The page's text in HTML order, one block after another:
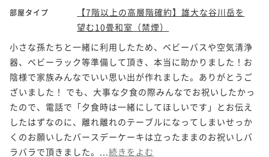
部屋タイプ
【7階以上の高層階確約】雄大な谷川岳を
望む10畳和室（禁煙）
小さな孫たちと一緒に利用したため、ベビーバスや空気清浄
器、ベビーラック等準備して頂き、本当に助かりました！お
陰様で家族みんなでいい思い出が作れました。ありがとうご
ざいました！ でも、大事な夕食の際みんなでお祝いしたかっ
たので、電話で「夕食時は一緒にしてほしいです」とお伝え
したはずなのに、離れ離れのテーブルになってしまいせっか
くのお願いしたバースデーケーキは立ったままのお祝いしバ
ラバラで頂きました。... 続きをよむ